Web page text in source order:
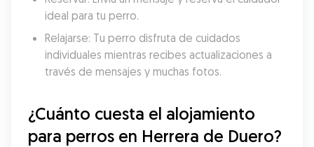
ideal para tu perro.
Relajarse: Tu perro disfruta de cuidados
individuales mientras recibes actualizaciones a
través de mensajes y muchas fotos.
¿Cuánto cuesta el alojamiento
para perros en Herrera de Duero?